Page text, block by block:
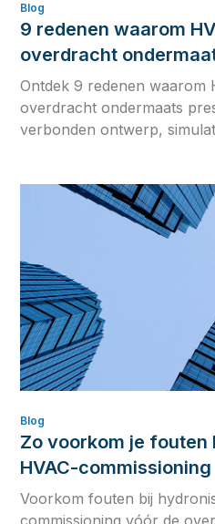
Blog
9 redenen waarom
overdracht
Ontdek 9 redenen waarom
overdracht ondermaats
verbonden ontwerp,
Blog
Zo voorkom je fouten
HVAC-commissioning
Voorkom fouten bij